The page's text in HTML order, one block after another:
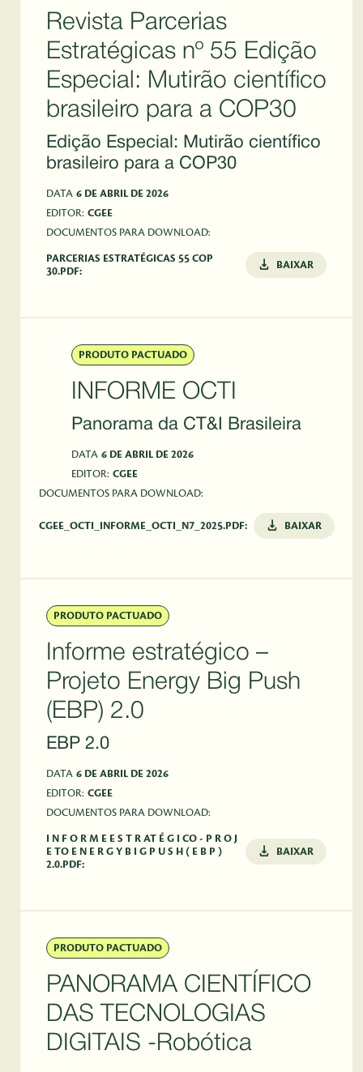
Revista Parcerias
Estratégicas nº 55 Edição
Especial: Mutirão científico
brasileiro para a COP30
Edição Especial: Mutirão científico
brasileiro para a COP30
DATA 6 DE ABRIL DE 2026
EDITOR: CGEE
DOCUMENTOS PARA DOWNLOAD:
PARCERIAS ESTRATÉGICAS 55 COP
30.PDF:
BAIXAR
PRODUTO PACTUADO
INFORME OCTI
Panorama da CT&I Brasileira
DATA 6 DE ABRIL DE 2026
EDITOR: CGEE
DOCUMENTOS PARA DOWNLOAD:
CGEE_OCTI_INFORME_OCTI_N7_2025.PDF: BAIXAR
PRODUTO PACTUADO
Informe estratégico –
Projeto Energy Big Push
(EBP) 2.0
EBP 2.0
DATA 6 DE ABRIL DE 2026
EDITOR: CGEE
DOCUMENTOS PARA DOWNLOAD:
I N F O R M E E S T R AT É G I CO - P R O J
E TO E N E R G Y B I G P U S H ( E B P )
2.0.PDF:
BAIXAR
PRODUTO PACTUADO
PANORAMA CIENTÍFICO
DAS TECNOLOGIAS
DIGITAIS -Robótica